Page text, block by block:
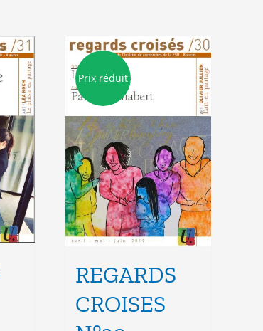
Prix réduit
REGARDS
CROISES